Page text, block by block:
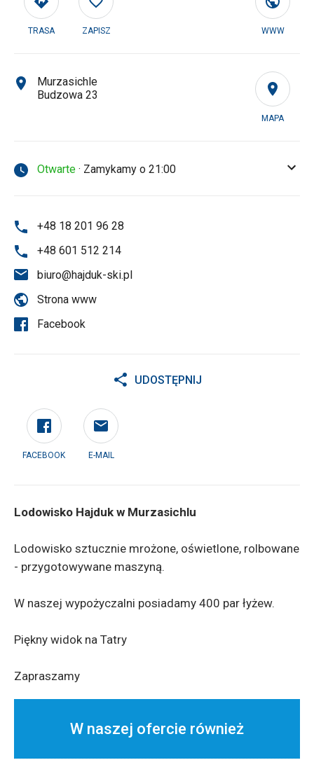
TRASA ZAPISZ WWW
MAPA
Murzasichle
Budzowa 23
Otwarte · Zamykamy o 21:00
+48 18 201 96 28
+48 601 512 214
biuro@hajduk-ski.pl
Strona www
Facebook
UDOSTĘPNIJ
FACEBOOK E-MAIL
Lodowisko Hajduk w Murzasichlu
Lodowisko sztucznie mrożone, oświetlone, rolbowane
- przygotowywane maszyną.
W naszej wypożyczalni posiadamy 400 par łyżew.
Piękny widok na Tatry
Zapraszamy
W naszej ofercie również